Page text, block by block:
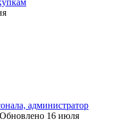
администратор
Обновлено 16 июля